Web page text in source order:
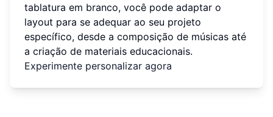
tablatura em branco, você pode adaptar o
layout para se adequar ao seu projeto
específico, desde a composição de músicas até
a criação de materiais educacionais.
Experimente personalizar agora